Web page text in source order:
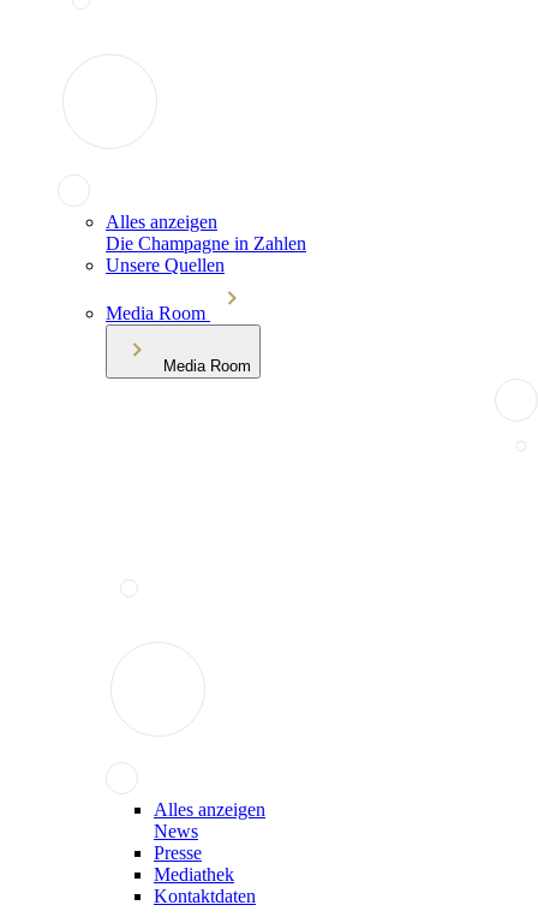
Alles anzeigen
Die Champagne in Zahlen
Unsere Quellen
Media Room
Media Room
Alles anzeigen
News
Presse
Mediathek
Kontaktdaten